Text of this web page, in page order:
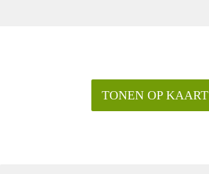
TONEN OP KAART